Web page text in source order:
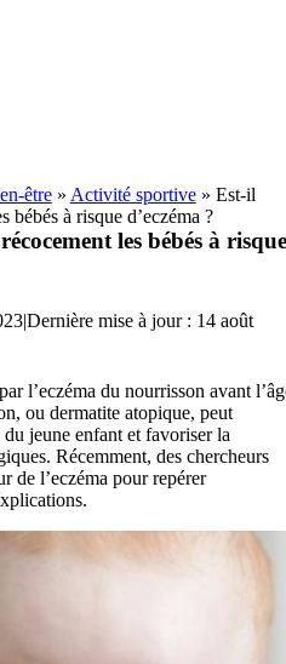
être» Activité sportive» Est-il
bébés à risque d’eczéma ?
les bébés à risque
|Dernière mise à jour : 14 août
l’eczéma du nourrisson avant
ou dermatite atopique, peut
jeune enfant et favoriser la
Récemment, des chercheurs
de l’eczéma pour repérer